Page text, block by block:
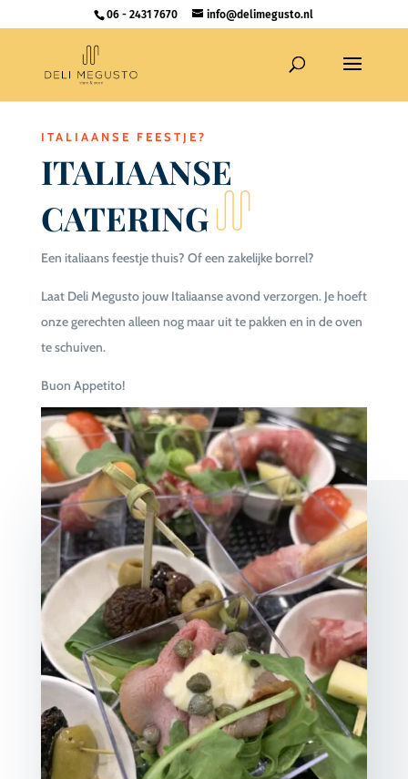
06 - 2431 7670 info@delimegusto.nl
ITALIAANSE FEESTJE?
ITALIAANSE
CATERING
Een italiaans feestje thuis? Of een zakelijke borrel?
Laat Deli Megusto jouw Italiaanse avond verzorgen. Je hoeft
onze gerechten alleen nog maar uit te pakken en in de oven
te schuiven.
Buon Appetito!